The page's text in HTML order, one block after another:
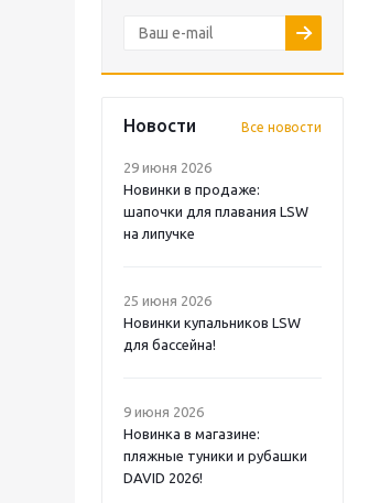
Новости Все новости
29 июня 2026
Новинки в продаже:
шапочки для плавания LSW
на липучке
25 июня 2026
Новинки купальников LSW
для бассейна!
9 июня 2026
Новинка в магазине:
пляжные туники и рубашки
DAVID 2026!